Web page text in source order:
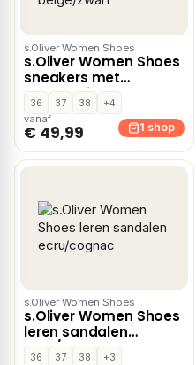
s.Oliver Women Shoes
s.Oliver Women Shoes
sneakers met
panterprint
beige/zwart
36 37 38
+4
vanaf
€ 49,99 1 shop
s.Oliver Women Shoes
s.Oliver Women Shoes
leren sandalen
ecru/cognac
36 37 38
+3